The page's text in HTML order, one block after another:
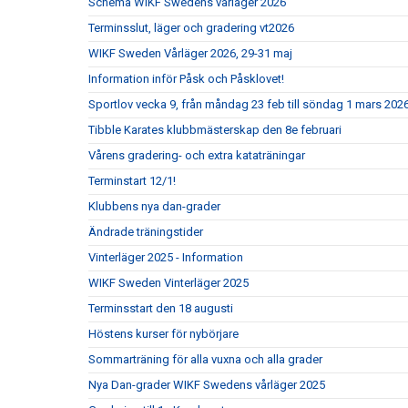
Terminsslut, läger och gradering vt2026
WIKF Sweden Vårläger 2026, 29-31 maj
Information inför Påsk och Påsklovet!
Sportlov vecka 9, från måndag 23 feb till söndag 1 mars
Tibble Karates klubbmästerskap den 8e februari
Vårens gradering- och extra kataträningar
Terminstart 12/1!
Klubbens nya dan-grader
Ändrade träningstider
Vinterläger 2025 - Information
WIKF Sweden Vinterläger 2025
Terminsstart den 18 augusti
Höstens kurser för nybörjare
Sommarträning för alla vuxna och alla grader
Nya Dan-grader WIKF Swedens vårläger 2025